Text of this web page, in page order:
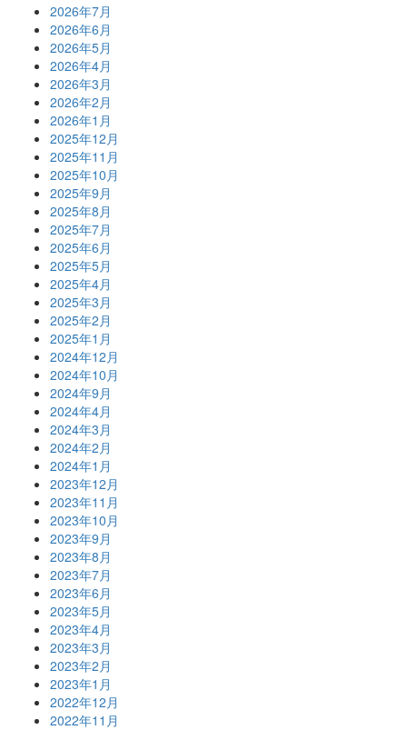
2026年7月
2026年6月
2026年5月
2026年4月
2026年3月
2026年2月
2026年1月
2025年12月
2025年11月
2025年10月
2025年9月
2025年8月
2025年7月
2025年6月
2025年5月
2025年4月
2025年3月
2025年2月
2025年1月
2024年12月
2024年10月
2024年9月
2024年4月
2024年3月
2024年2月
2024年1月
2023年12月
2023年11月
2023年10月
2023年9月
2023年8月
2023年7月
2023年6月
2023年5月
2023年4月
2023年3月
2023年2月
2023年1月
2022年12月
2022年11月